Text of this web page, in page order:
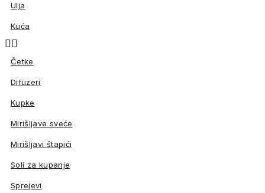
Ulja
Kuća

Četke
Difuzeri
Kupke
Mirišljave sveće
Mirišljavi štapići
Soli za kupanje
Sprejevi